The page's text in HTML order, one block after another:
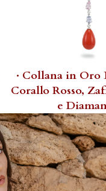
· Collana in Oro
Corallo Rosso,
e